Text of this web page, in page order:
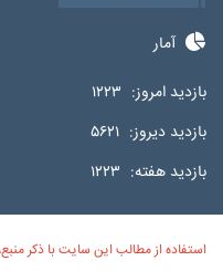
آمار
بازدید امروز: ۱۲۲۳
بازدید دیروز: ۵۶۲۱
بازدید هفته: ۱۲۲۳
استفاده از مطالب این سایت با ذکر